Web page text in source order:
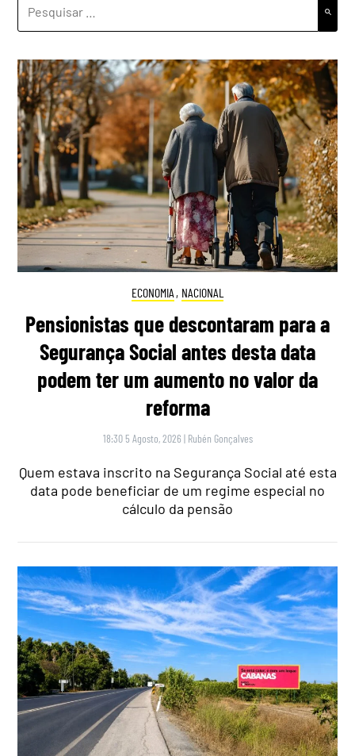
POR:
ECONOMIA , NACIONAL
Pensionistas que descontaram para a
Segurança Social antes desta data
podem ter um aumento no valor da
reforma
18:30 5 Agosto, 2026 | Rubén Gonçalves
Quem estava inscrito na Segurança Social até esta
data pode beneficiar de um regime especial no
cálculo da pensão